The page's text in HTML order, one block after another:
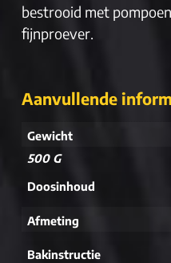
bestrooid met
fijnproever.
Aanvullende
Gewicht
500 G
Doosinhoud
Afmeting
Bakinstructie